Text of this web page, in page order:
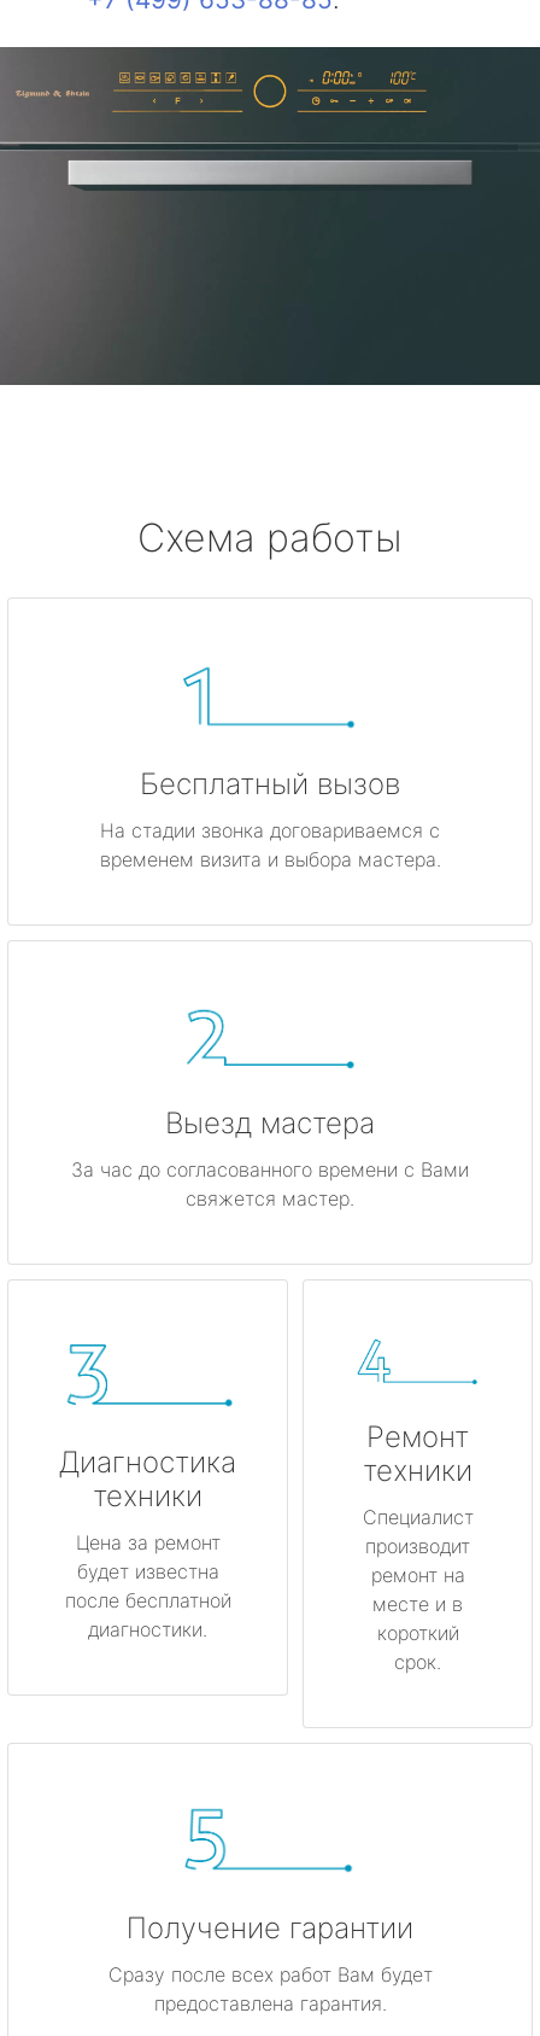
Схема работы
Бесплатный вызов
На стадии звонка договариваемся с
временем визита и выбора мастера.
Выезд мастера
За час до согласованного времени с Вами
свяжется мастер.
Диагностика
техники
Цена за ремонт
будет известна
после бесплатной
диагностики.
Ремонт
техники
Специалист
производит
ремонт на
месте и в
короткий
срок.
Получение гарантии
Сразу после всех работ Вам будет
предоставлена гарантия.